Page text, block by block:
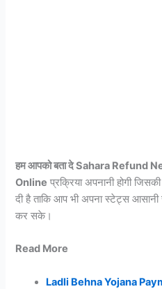
हम आपको बता दे Sahara Refund
Online प्रक्रिया अपनानी होगी
दी है ताकि आप भी अपना स्टेट्स
कर सके।
Read More
Ladli Behna Yojana